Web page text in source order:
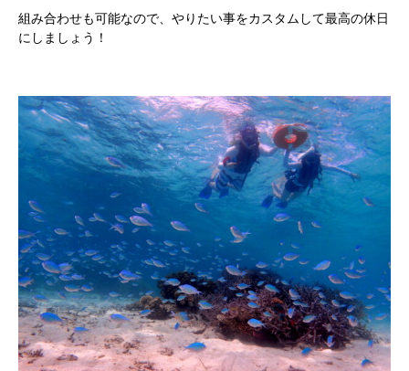
組み合わせも可能なので、やりたい事をカスタムして最高の休日
にしましょう！